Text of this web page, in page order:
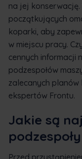
na jej
początkujących
koparki, aby
w miejscu pracy.
cennych informacji
podzespołów
zalecanych
ekspertów Frontu.
Jakie są
Przed